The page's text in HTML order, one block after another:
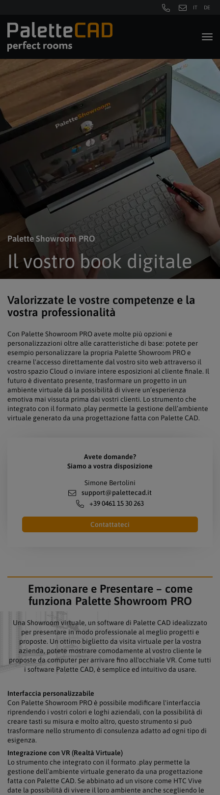
IT DE
Palette Showroom PRO
Il vostro book digitale
Valorizzate le vostre competenze e la
vostra professionalità
Con Palette Showroom PRO avete molte più opzioni e
personalizzazioni oltre alle caratteristiche di base: potete per
esempio personalizzare la propria Palette Showroom PRO e
crearne l'accesso direttamente dal vostro sito web attraverso il
vostro spazio Cloud o inviare intere esposizioni al cliente finale. Il
futuro è diventato presente, trasformare un progetto in un
ambiente virtuale dà la possibilità di vivere un’esperienza
emotiva mai vissuta prima dai vostri clienti. Lo strumento che
integrato con il formato .play permette la gestione dell’ambiente
virtuale generato da una progettazione fatta con Palette CAD.
Avete domande?
Siamo a vostra disposizione
Simone Bertolini
support@palettecad.it
+39 0461 15 30 263
Contattateci
Emozionare e Presentare – come
funziona Palette Showroom PRO
Una Showroom virtuale, un software di Palette CAD idealizzato
per presentare in modo professionale al meglio progetti e
proposte. Un ottimo biglietto da visita virtuale per la vostra
azienda, potete mostrare comodamente al vostro cliente le
proposte da computer per arrivare fino all'occhiale VR. Come tutti
i software Palette CAD, è semplice ed intuitivo da usare.
Interfaccia personalizzabile
Con Palette Showroom PRO è possibile modificare l'interfaccia
riprendendo i vostri colori e loghi aziendali, con la possibilità di
creare tasti su misura e molto altro, questo strumento si può
trasformare nello strumento di consulenza adatto ad ogni tipo di
esigenza.
Integrazione con VR (Realtà Virtuale)
Lo strumento che integrato con il formato .play permette la
gestione dell’ambiente virtuale generato da una progettazione
fatta con Palette CAD. Se abbinato ad un visore come HTC Vive
date la possibilità di vivere il loro ambiente anche scegliendo le